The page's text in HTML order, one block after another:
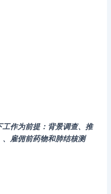
作为前提：背景调查、推
雇佣前药物和肺结核测